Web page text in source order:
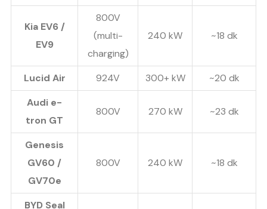
Kia EV6 /
EV9
800V
(multi-
charging)
240 kW ~18 dk
Lucid Air 924V 300+ kW
~20 dk
Audi e-
tron GT
800V 270 kW ~23 dk
Genesis
GV60 /
GV70e
800V 240 kW ~18 dk
BYD Seal